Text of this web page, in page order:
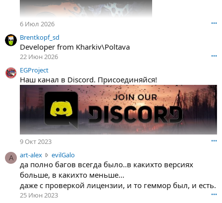
Гра в Steam:
Сэкономьте 35% при покупке The Hollow в Steam
The Hollow is a first-person shooter with a...
store.steampowered.com
6 Июл 2026 •••
Brentkopf_sd
Developer from Kharkiv\Poltava
22 Июн 2026 •••
EGProject
Наш канал в Discord. Присоединяйся!
9 Окт 2023 •••
A art-alex evilGaloa
r
t
a
да полно багов всегда было..в какихто версиях
больше, в какихто меньше...
даже с проверкой лицензии, и то геммор был, и есть.
25 Июн 2023 •••